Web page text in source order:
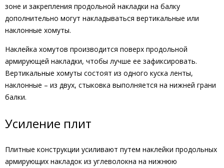
зоне и закрепления продольной накладки на балку
дополнительно могут накладываться вертикальные или
наклонные хомуты.
Наклейка хомутов производится поверх продольной
армирующей накладки, чтобы лучше ее зафиксировать.
Вертикальные хомуты состоят из одного куска ленты,
наклонные – из двух, стыковка выполняется на нижней грани
балки.
Усиление плит
Плитные конструкции усиливают путем наклейки продольных
армирующих накладок из углеволокна на нижнюю